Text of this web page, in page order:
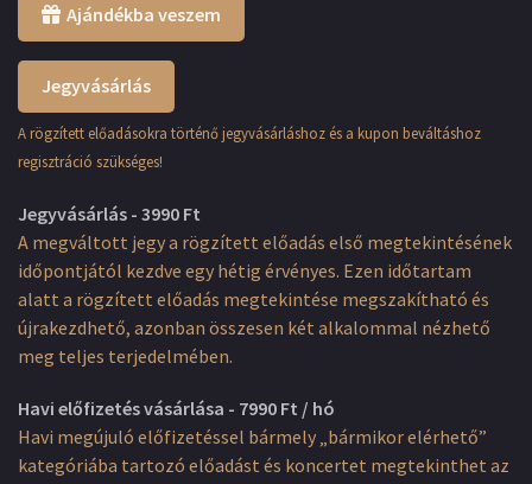
Ajándékba veszem
Jegyvásárlás
A rögzített előadásokra történő jegyvásárláshoz és a kupon beváltáshoz
regisztráció szükséges!
Jegyvásárlás - 3990 Ft
A megváltott jegy a rögzített előadás első megtekintésének
időpontjától kezdve egy hétig érvényes. Ezen időtartam
alatt a rögzített előadás megtekintése megszakítható és
újrakezdhető, azonban összesen két alkalommal nézhető
meg teljes terjedelmében.
Havi előfizetés vásárlása - 7990 Ft / hó
Havi megújuló előfizetéssel bármely „bármikor elérhető”
kategóriába tartozó előadást és koncertet megtekinthet az